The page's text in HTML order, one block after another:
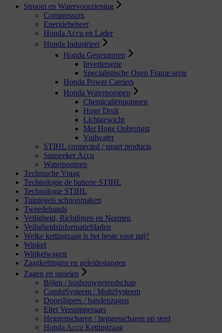
Stroom en Watervoorziening
Compressors
Energiebeheer
Honda Accu en Lader
Honda Industrieel
Honda Generatoren
Inverterserie
Specialistische Open Frame-serie
Honda Power Carriers
Honda Waterpompen
Chemicaliënpompen
Hoge Druk
Lichtgewicht
Met Hoge Opbrengst
Vuilwater
STIHL connected / smart products
Sunseeker Accu
Waterpompen
Technische Vraag
Technologie de batterie STIHL
Technologie STIHL
Tuintegels schoonmaken
Tweedehands
Veiligheid, Richtlijnen en Normen
Veiligheidsinformatiebladen
Welke kettingzaag is het beste voor mij?
Winkel
Winkelwagen
Zaagkettingen en geleidestangen
Zagen en snoeien
Bijlen / bosbouwgereedschap
CombiSysteem / MultiSysteem
Doorslijpers / bandenzagen
Eliet Versnipperaars
Heggenscharen / heggenscharen op steel
Honda Accu Kettingzaag